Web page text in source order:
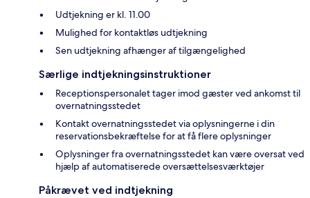
Udtjekning er kl. 11.00
Mulighed for kontaktløs udtjekning
Sen udtjekning afhænger af tilgængelighed
Særlige indtjekningsinstruktioner
Receptionspersonalet tager imod gæster ved ankomst til
overnatningsstedet
Kontakt overnatningsstedet via oplysningerne i din
reservationsbekræftelse for at få flere oplysninger
Oplysninger fra overnatningsstedet kan være oversat ved
hjælp af automatiserede oversættelsesværktøjer
Påkrævet ved indtjekning